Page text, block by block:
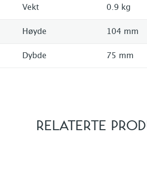
Vekt 0.9 kg
Høyde 104 mm
Dybde 75 mm
RELATERTE